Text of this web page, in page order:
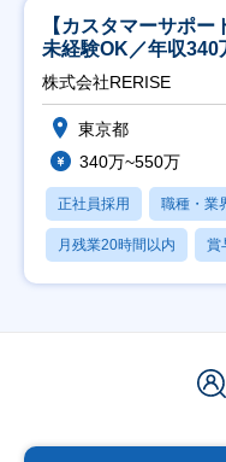
【カスタマーサポ
未経験OK／年収340
株式会社RERISE
東京都
340万~550万
正社員採用 職種・業
月残業20時間以内 賞